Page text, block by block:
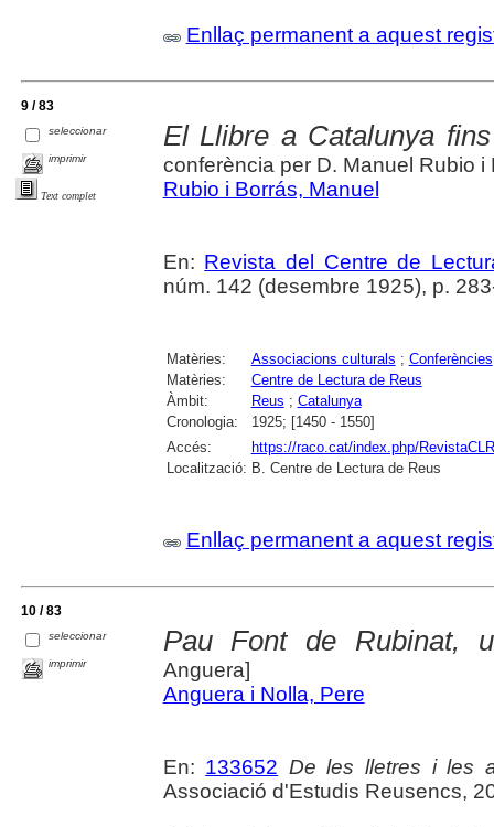
Enllaç permanent a aquest
9 / 83
seleccionar
imprimir
Text complet
El Llibre a Catalunya
conferència per D. Manuel Rubio i
Rubio i Borrás, Manuel
En: Revista del Centre de
núm. 142 (desembre 1925), p.
Matèries: Associacions culturals ; Conferències
Matèries:
Centre de Lectura de Reus
Àmbit:
Reus ; Catalunya
Cronologia:
1925; [1450 - 1550]
Accés:
https://raco.cat/index.php/
Localització: B. Centre de Lectura de Reus
Enllaç permanent a aquest
10 / 83
seleccionar
imprimir
Pau Font de Rubinat,
Anguera]
Anguera i Nolla, Pere
En: 133652 De les lletres i les
Associació d'Estudis Reusencs,